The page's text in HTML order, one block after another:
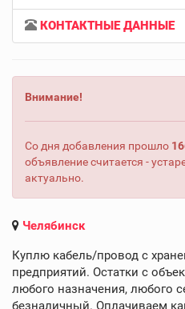
КОНТАКТНЫЕ ДАННЫЕ
Внимание!
Со дня добавления прошло
объявление считается -
актуально.
Челябинск
Куплю кабель/провод с
предприятий. Остатки с
любого назначения, любого
безналичный. Оплачиваем